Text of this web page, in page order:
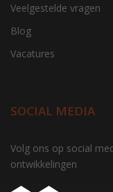
Veelgestelde vragen
Blog
Vacatures
SOCIAL MEDIA
Volg ons op social
ontwikkelingen
gtag('consent',
window.dataLayer || [];